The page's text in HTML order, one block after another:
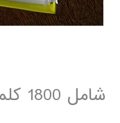
شامل 1800 کلمه و عبارت و مثال